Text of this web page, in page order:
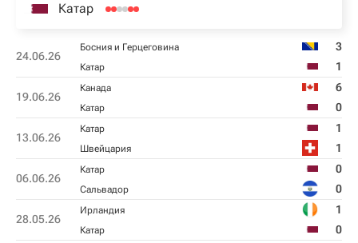
Катар
24.06.26
Босния и Герцеговина 3
Катар 1
19.06.26
Канада 6
Катар 0
13.06.26
Катар 1
Швейцария 1
06.06.26
Катар 0
Сальвадор 0
28.05.26
Ирландия 1
Катар 0